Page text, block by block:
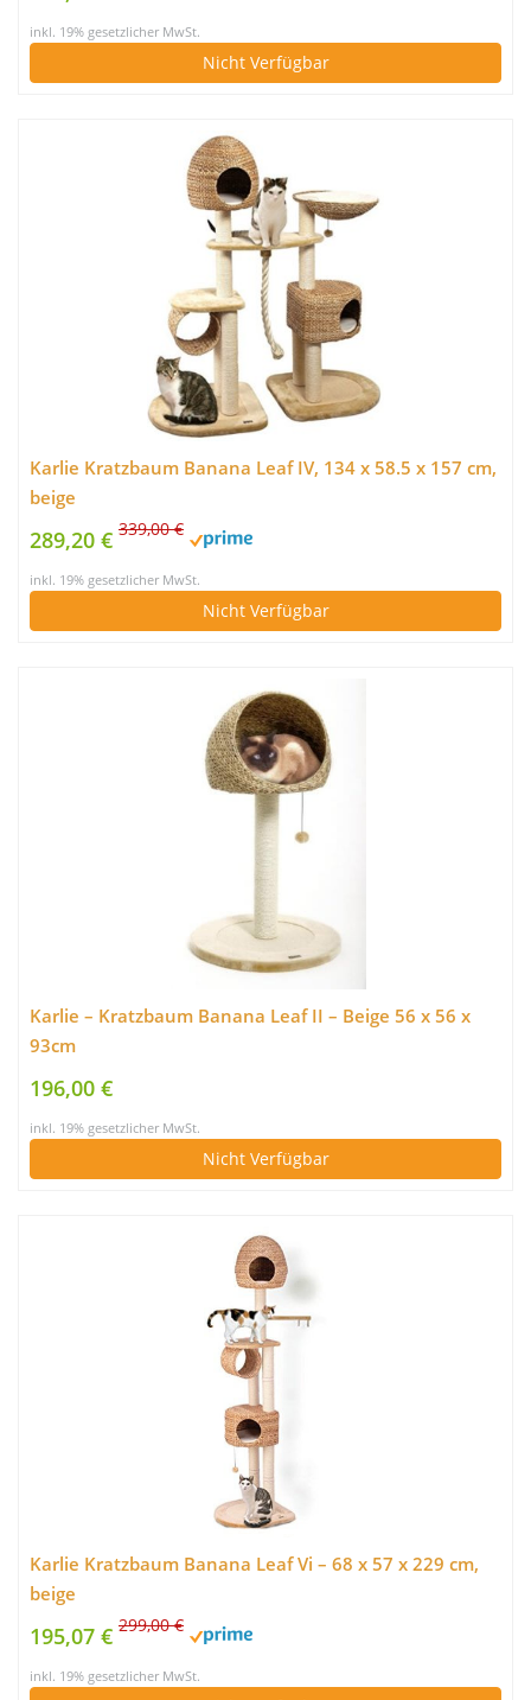
inkl. 19% gesetzlicher MwSt.
Nicht Verfügbar
Karlie Kratzbaum Banana Leaf IV, 134 x 58.5 x 157 cm,
beige
289,20 € 339,00 €
inkl. 19% gesetzlicher MwSt.
Nicht Verfügbar
Karlie – Kratzbaum Banana Leaf II – Beige 56 x 56 x
93cm
196,00 €
inkl. 19% gesetzlicher MwSt.
Nicht Verfügbar
Karlie Kratzbaum Banana Leaf Vi – 68 x 57 x 229 cm,
beige
195,07 € 299,00 €
inkl. 19% gesetzlicher MwSt.